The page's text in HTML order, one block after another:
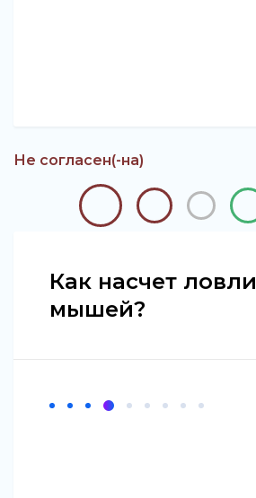
Не согласен(-на)
Как насчет ловли
мышей?